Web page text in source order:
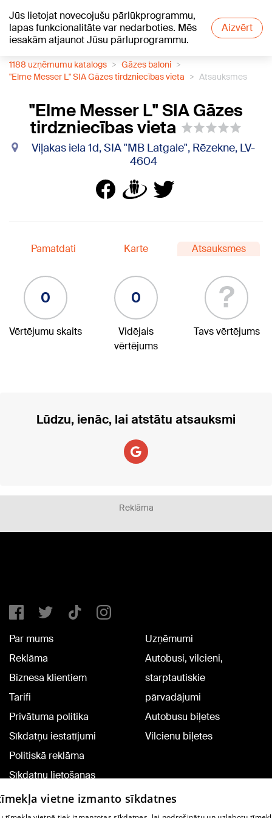
Jūs lietojat novecojušu pārlūkprogrammu,
lapas funkcionalitāte var nedarboties. Mēs
iesakām atjaunot Jūsu pārluprogrammu.
Aizvērt
+19°C
1188 uzņēmumu katalogs
Gāzes baloni
"Elme Messer L" SIA Gāzes tirdzniecības vieta
Atsauksmes
"Elme Messer L" SIA Gāzes
tirdzniecības vieta
Viļakas iela 1d, SIA "MB Latgale", Rēzekne, LV-
4604
Pamatdati Karte Atsauksmes
0
Vērtējumu skaits
0
Vidējais
vērtējums
?
Tavs vērtējums
Lūdzu, ienāc, lai atstātu atsauksmi
Reklāma
Par mums
Reklāma
Biznesa klientiem
Tarifi
Privātuma politika
Sīkdatņu iestatījumi
Politiskā reklāma
Sīkdatņu lietošanas
noteikumi
Komentāru pievienošana
Uzņēmumi
Autobusi, vilcieni,
starptautiskie
pārvadājumi
Autobusu biļetes
Vilcienu biļetes
vietne izmanto sīkdatnes